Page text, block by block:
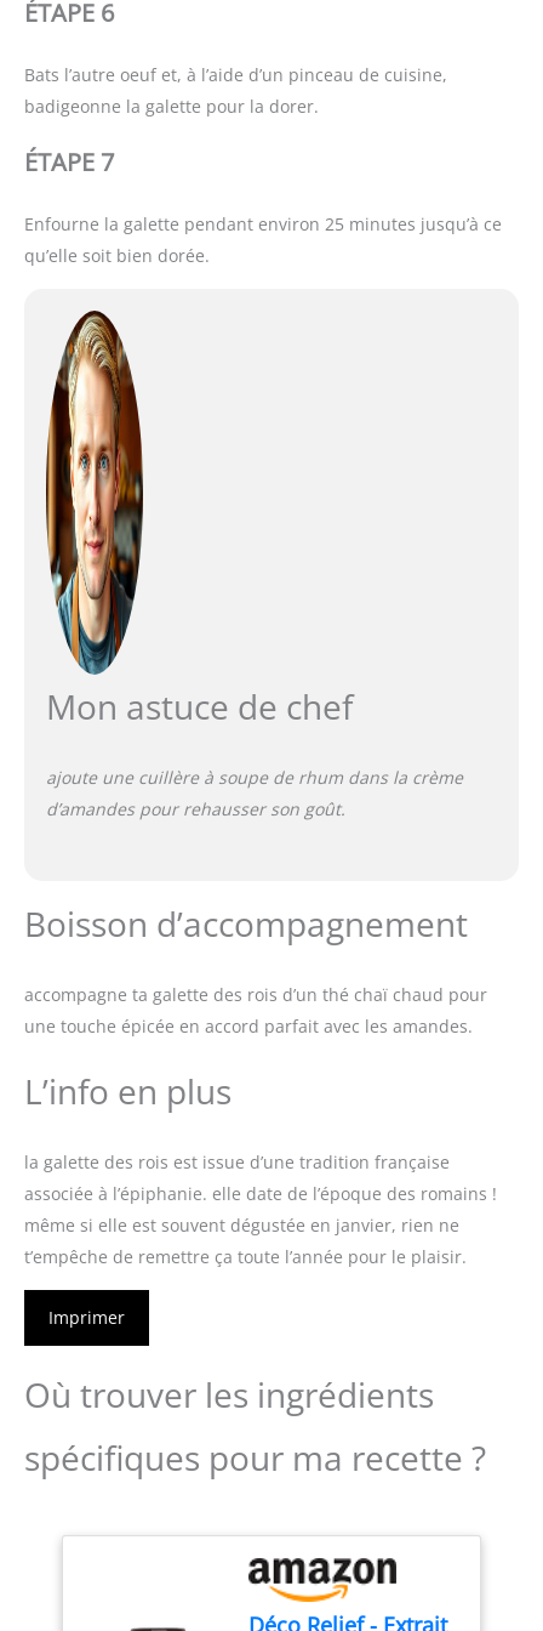
ÉTAPE 6
Bats l’autre oeuf et, à l’aide d’un pinceau de cuisine,
badigeonne la galette pour la dorer.
ÉTAPE 7
Enfourne la galette pendant environ 25 minutes jusqu’à ce
qu’elle soit bien dorée.
Mon astuce de chef
ajoute une cuillère à soupe de rhum dans la crème
d’amandes pour rehausser son goût.
Boisson d’accompagnement
accompagne ta galette des rois d’un thé chaï chaud pour
une touche épicée en accord parfait avec les amandes.
L’info en plus
la galette des rois est issue d’une tradition française
associée à l’épiphanie. elle date de l’époque des romains !
même si elle est souvent dégustée en janvier, rien ne
t’empêche de remettre ça toute l’année pour le plaisir.
Imprimer
Où trouver les ingrédients
spécifiques pour ma recette ?